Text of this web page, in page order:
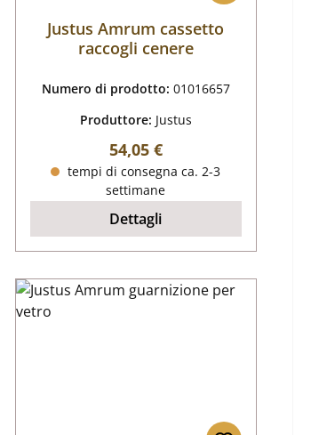
Justus Amrum cassetto
raccogli cenere
Numero di prodotto: 01016657
Produttore: Justus
Prezzo normale:
54,05 €
tempi di consegna ca. 2-3
settimane
Dettagli